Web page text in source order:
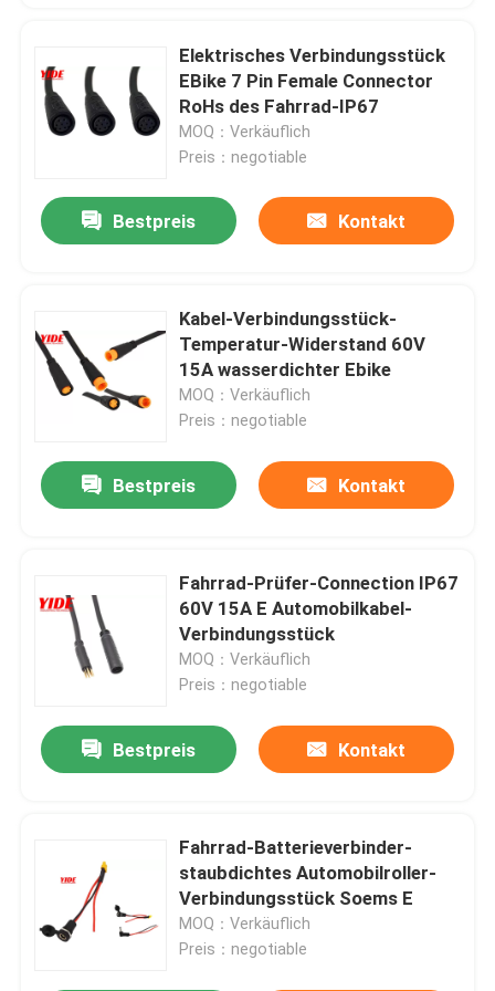
Elektrisches Verbindungsstück
EBike 7 Pin Female Connector
RoHs des Fahrrad-IP67
MOQ：Verkäuflich
Preis：negotiable
Bestpreis Kontakt
Kabel-Verbindungsstück-
Temperatur-Widerstand 60V
15A wasserdichter Ebike
MOQ：Verkäuflich
Preis：negotiable
Bestpreis Kontakt
Fahrrad-Prüfer-Connection IP67
60V 15A E Automobilkabel-
Verbindungsstück
MOQ：Verkäuflich
Preis：negotiable
Bestpreis Kontakt
Fahrrad-Batterieverbinder-
staubdichtes Automobilroller-
Verbindungsstück Soems E
MOQ：Verkäuflich
Preis：negotiable